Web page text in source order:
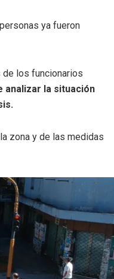
ya fueron
de los funcionarios
analizar la situación
zona y de las medidas